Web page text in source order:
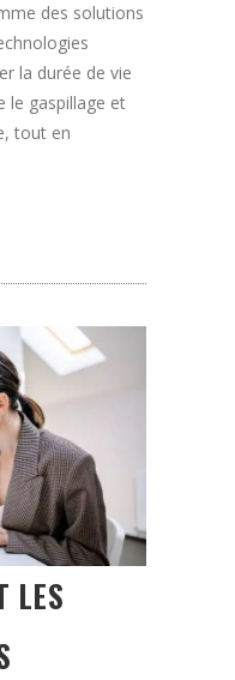
des solutions
la durée de vie
le gaspillage et
tout en
LES